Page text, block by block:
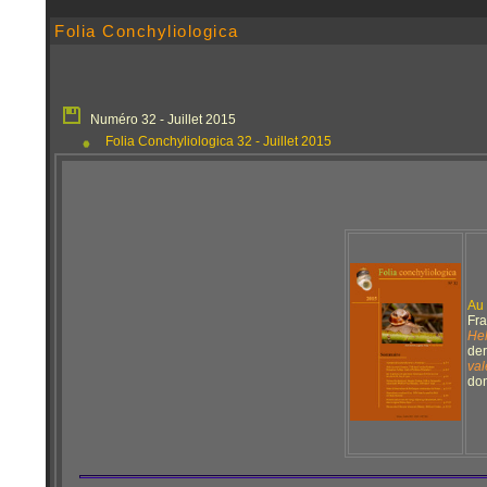
Folia Conchyliologica
Numéro 32 - Juillet 2015
Folia Conchyliologica 32 - Juillet 2015
Au